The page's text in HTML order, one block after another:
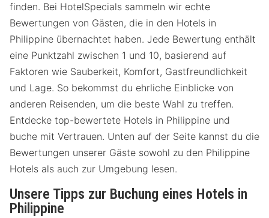
finden. Bei HotelSpecials sammeln wir echte
Bewertungen von Gästen, die in den Hotels in
Philippine übernachtet haben. Jede Bewertung enthält
eine Punktzahl zwischen 1 und 10, basierend auf
Faktoren wie Sauberkeit, Komfort, Gastfreundlichkeit
und Lage. So bekommst du ehrliche Einblicke von
anderen Reisenden, um die beste Wahl zu treffen.
Entdecke top-bewertete Hotels in Philippine und
buche mit Vertrauen. Unten auf der Seite kannst du die
Bewertungen unserer Gäste sowohl zu den Philippine
Hotels als auch zur Umgebung lesen.
Unsere Tipps zur Buchung eines Hotels in
Philippine